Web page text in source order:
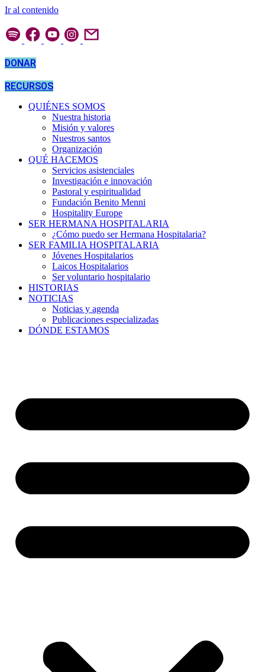
Ir al contenido
DONAR
RECURSOS
QUIÉNES SOMOS
Nuestra historia
Misión y valores
Nuestros santos
Organización
QUÉ HACEMOS
Servicios asistenciales
Investigación e innovación
Pastoral y espiritualidad
Fundación Benito Menni
Hospitality Europe
SER HERMANA HOSPITALARIA
¿Cómo puedo ser Hermana Hospitalaria?
SER FAMILIA HOSPITALARIA
Jóvenes Hospitalarios
Laicos Hospitalarios
Ser voluntario hospitalario
HISTORIAS
NOTICIAS
Noticias y agenda
Publicaciones especializadas
DÓNDE ESTAMOS